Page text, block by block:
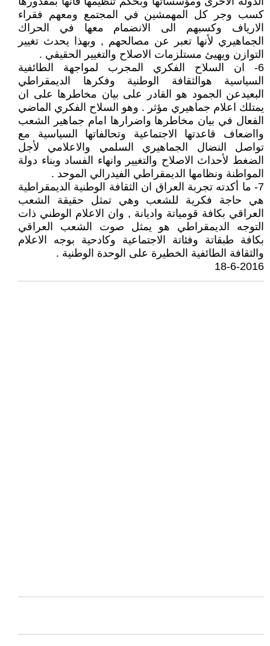
كسب وجر كل المهمشين في المجتمع ومعهم فقراء
الارياف وكسبهم الى الانضمام معها في الحراك
الجماهيري لأنها تعبر عن مصالحهم , وبهذا يحدث تغيير
التوازن ويهيئ مستلزمات الاصلاح والتغيير الحقيقي .
6- ان السلاح الفكري المجرب لمواجهة الطائفية
السياسية هوالثقافة الوطنية وفكرها الديمقراطي
البعيدعن الجمود هو القادر على بيان مخاطرها على ان
يمتلك اعلام جماهيري مؤثر . وهو السلاح الفكري الماضي
الفعال في بيان مخاطرها واضرارها امام جماهير الشعب
وااضعاف قاعدتها الاجتماعية وتحالفاتها السياسية مع
تواصل النضال الجماهيري السلمي والاعلامي لأجل
الضغط لأحداث الاصلاح والتغيير وانهاء الفساد وبناء دولة
المواطنة ونظامها الديمقراطي الفيدرالي الموحد .
7- ما أكدته تجربة العراق ان الثقافة الوطنية الديمقراطية
هي حاجة فكرية للشعب وهي تمثل حقيقة الشعب
العراقي بكافة قومياتة واديانة , وان الاعلام الوطني ذات
التوجه الديمقراطي هو يمثل صوت الشعب العراقي
بكافة طبقاتة وفئاتة الاجتماعية وكادحية بوجه الاعلام
والثقافة الطائفية الخطيرة على الوحدة الوطنية .
18-6-2016